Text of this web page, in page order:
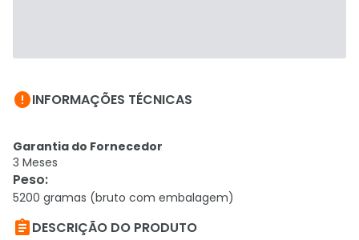
INFORMAÇÕES TÉCNICAS
Garantia do Fornecedor
3 Meses
Peso:
5200 gramas (bruto com embalagem)
DESCRIÇÃO DO PRODUTO